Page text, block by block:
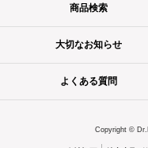
商品検索
大切なお知らせ
よくある質問
Copyright ©